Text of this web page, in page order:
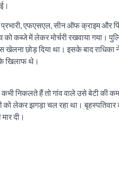
एफएसएल, सीन ऑफ क्राइम और
कब्जे में लेकर मोर्चरी रखवाया गया।
छोड़ दिया था। इसके बाद राधिका ने
खिलाफ थे।
निकलते हैं तो गांव वाले उसे बेटी की
को लेकर झगड़ा चल रहा था। बृहस्पतिवार
दी।